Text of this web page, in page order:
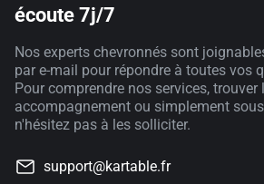
écoute 7j/7
Nos experts chevronnés sont
par e-mail pour répondre à toutes vos
Pour comprendre nos services, trouver
accompagnement ou simplement
n'hésitez pas à les solliciter.
support@kartable.fr